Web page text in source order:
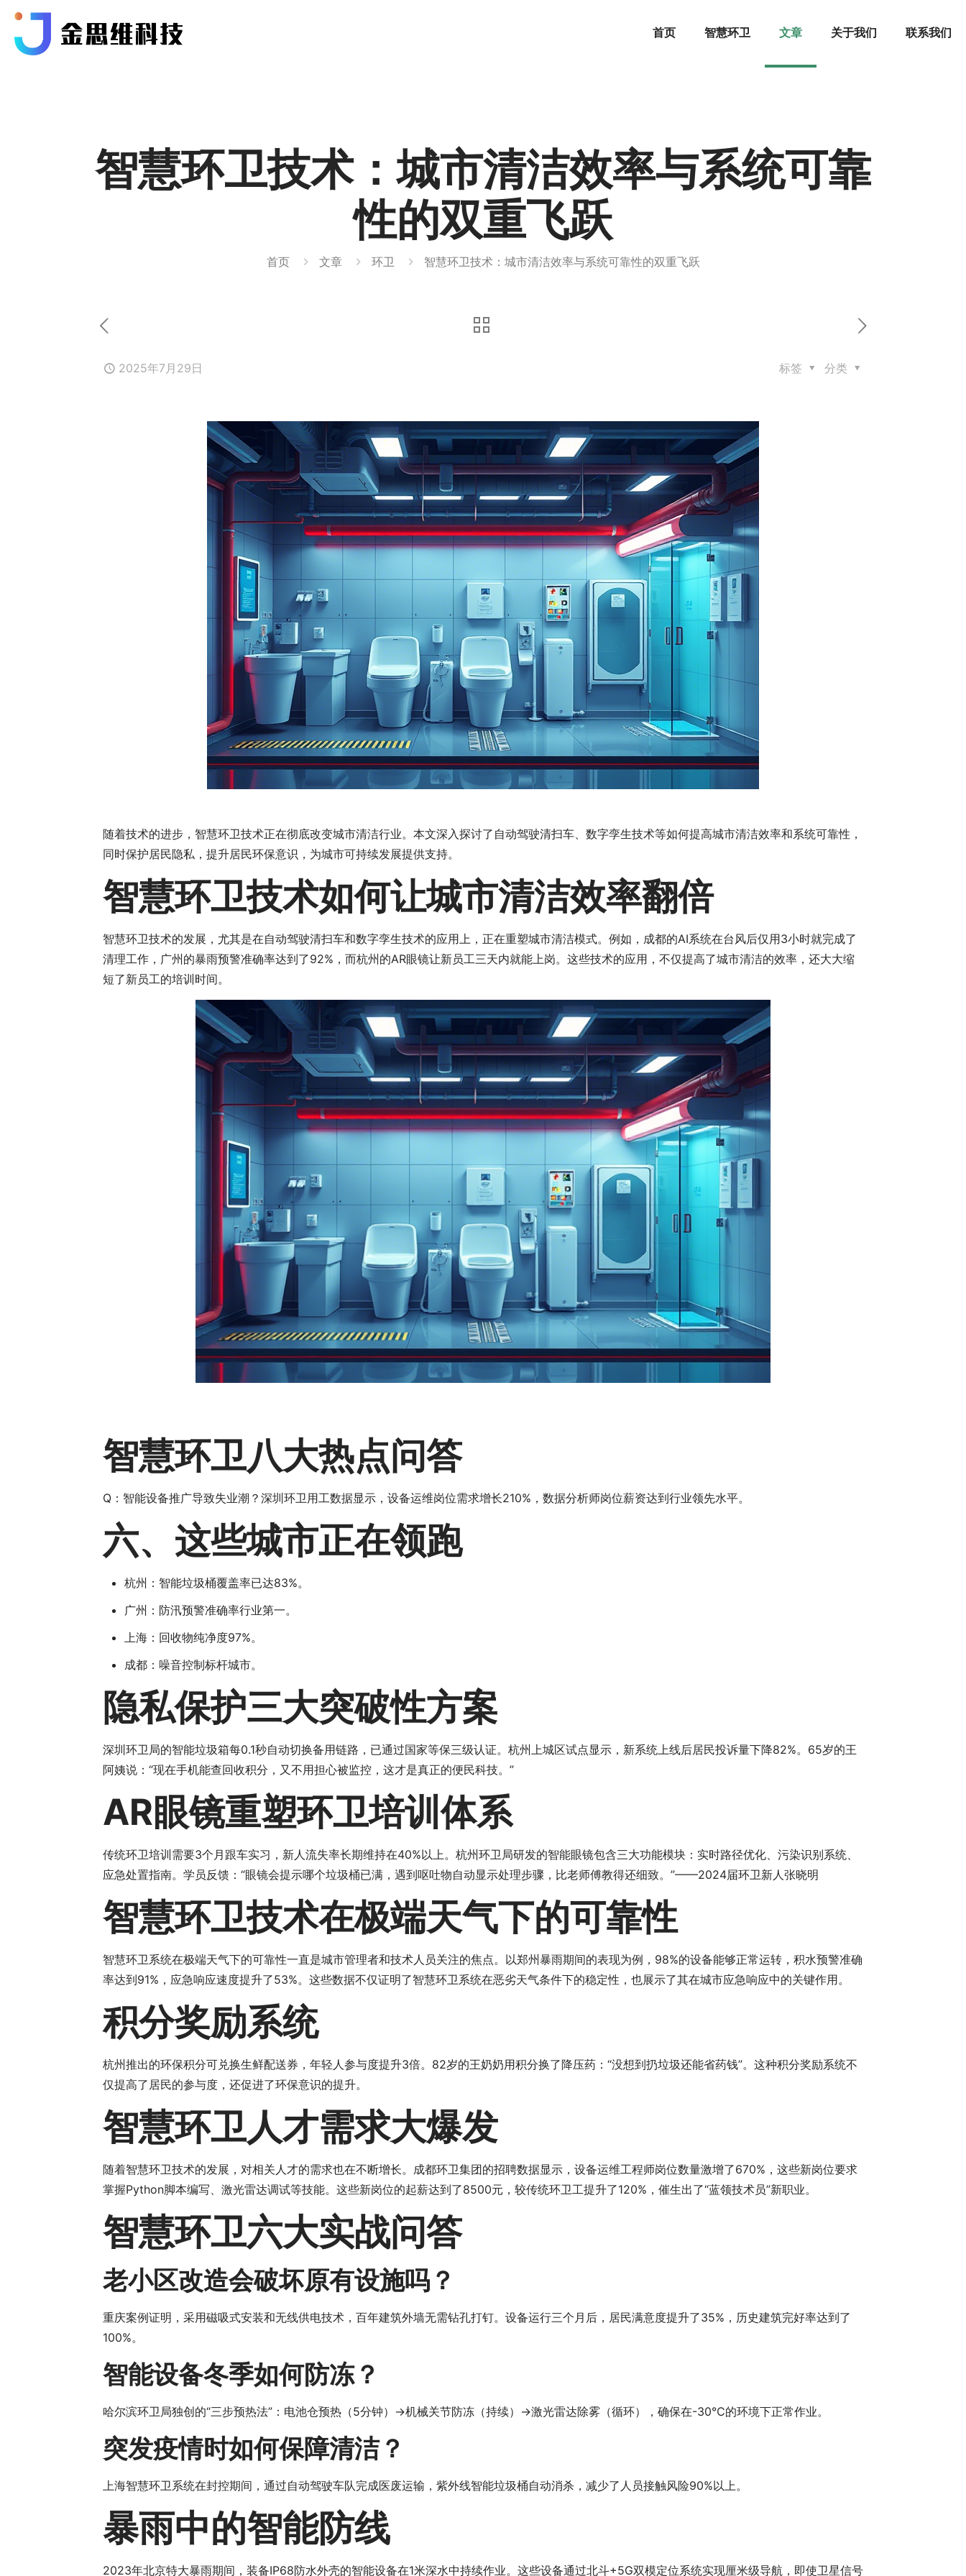
首页 智慧环卫 文章 关于我们 联系我们
智慧环卫技术：城市清洁效率与系统可靠
性的双重飞跃
首页 文章 环卫 智慧环卫技术：城市清洁效率与系统可靠性的双重飞跃
2025年7月29日 分类
标签
随着技术的进步，智慧环卫技术正在彻底改变城市清洁行业。本文深入探讨了自动驾驶清扫车、数字孪生技术等如何提高城市清洁效率和系统可靠性，
同时保护居民隐私，提升居民环保意识，为城市可持续发展提供支持。
智慧环卫技术如何让城市清洁效率翻倍
智慧环卫技术的发展，尤其是在自动驾驶清扫车和数字孪生技术的应用上，正在重塑城市清洁模式。例如，成都的AI系统在台风后仅用3小时就完成了
清理工作，广州的暴雨预警准确率达到了92%，而杭州的AR眼镜让新员工三天内就能上岗。这些技术的应用，不仅提高了城市清洁的效率，还大大缩
短了新员工的培训时间。
智慧环卫八大热点问答
Q：智能设备推广导致失业潮？深圳环卫用工数据显示，设备运维岗位需求增长210%，数据分析师岗位薪资达到行业领先水平。
六、这些城市正在领跑
杭州：智能垃圾桶覆盖率已达83%。
广州：防汛预警准确率行业第一。
上海：回收物纯净度97%。
成都：噪音控制标杆城市。
隐私保护三大突破性方案
深圳环卫局的智能垃圾箱每0.1秒自动切换备用链路，已通过国家等保三级认证。杭州上城区试点显示，新系统上线后居民投诉量下降82%。65岁的王
阿姨说：“现在手机能查回收积分，又不用担心被监控，这才是真正的便民科技。”
AR眼镜重塑环卫培训体系
传统环卫培训需要3个月跟车实习，新人流失率长期维持在40%以上。杭州环卫局研发的智能眼镜包含三大功能模块：实时路径优化、污染识别系统、
应急处置指南。学员反馈：“眼镜会提示哪个垃圾桶已满，遇到呕吐物自动显示处理步骤，比老师傅教得还细致。”——2024届环卫新人张晓明
智慧环卫技术在极端天气下的可靠性
智慧环卫系统在极端天气下的可靠性一直是城市管理者和技术人员关注的焦点。以郑州暴雨期间的表现为例，98%的设备能够正常运转，积水预警准确
率达到91%，应急响应速度提升了53%。这些数据不仅证明了智慧环卫系统在恶劣天气条件下的稳定性，也展示了其在城市应急响应中的关键作用。
积分奖励系统
杭州推出的环保积分可兑换生鲜配送券，年轻人参与度提升3倍。82岁的王奶奶用积分换了降压药：“没想到扔垃圾还能省药钱”。这种积分奖励系统不
仅提高了居民的参与度，还促进了环保意识的提升。
智慧环卫人才需求大爆发
随着智慧环卫技术的发展，对相关人才的需求也在不断增长。成都环卫集团的招聘数据显示，设备运维工程师岗位数量激增了670%，这些新岗位要求
掌握Python脚本编写、激光雷达调试等技能。这些新岗位的起薪达到了8500元，较传统环卫工提升了120%，催生出了“蓝领技术员”新职业。
智慧环卫六大实战问答
老小区改造会破坏原有设施吗？
重庆案例证明，采用磁吸式安装和无线供电技术，百年建筑外墙无需钻孔打钉。设备运行三个月后，居民满意度提升了35%，历史建筑完好率达到了
100%。
智能设备冬季如何防冻？
哈尔滨环卫局独创的“三步预热法”：电池仓预热（5分钟）→机械关节防冻（持续）→激光雷达除雾（循环），确保在-30℃的环境下正常作业。
突发疫情时如何保障清洁？
上海智慧环卫系统在封控期间，通过自动驾驶车队完成医废运输，紫外线智能垃圾桶自动消杀，减少了人员接触风险90%以上。
暴雨中的智能防线
2023年北京特大暴雨期间，装备IP68防水外壳的智能设备在1米深水中持续作业。这些设备通过北斗+5G双模定位系统实现厘米级导航，即使卫星信号